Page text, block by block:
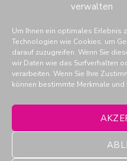
verwalten
Um Ihnen ein optimales Erlebnis
Technologien wie Cookies, um
darauf zuzugreifen. Wenn Sie
wir Daten wie das Surfverhalten
verarbeiten. Wenn Sie Ihre
können bestimmte Merkmale
THOMSIT in den Social Media